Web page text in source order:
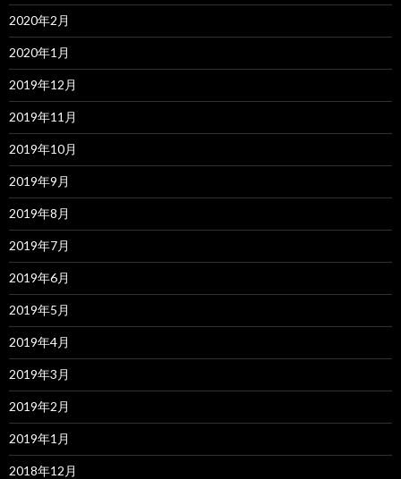
2020年2月
2020年1月
2019年12月
2019年11月
2019年10月
2019年9月
2019年8月
2019年7月
2019年6月
2019年5月
2019年4月
2019年3月
2019年2月
2019年1月
2018年12月